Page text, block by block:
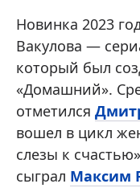
Новинка 2023
Вакулова —
который был
«Домашний».
отметился
вошел в цикл
слезы к
сыграл Максим